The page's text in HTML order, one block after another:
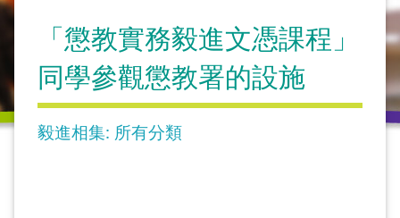
「懲教實務毅進文憑課程」
同學參觀懲教署的設施
毅進相集: 所有分類